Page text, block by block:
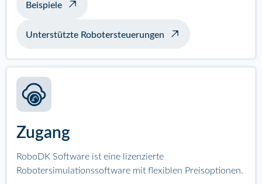
Beispiele
Unterstützte Robotersteuerungen
Zugang
RoboDK Software ist eine lizenzierte
Robotersimulationssoftware mit flexiblen Preisoptionen.